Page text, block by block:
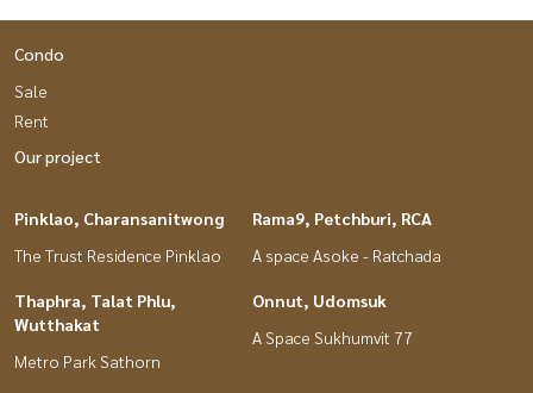
Condo
Sale
Rent
Our project
Pinklao, Charansanitwong
The Trust Residence Pinklao
Rama9, Petchburi, RCA
A space Asoke - Ratchada
Thaphra, Talat Phlu,
Wutthakat
Metro Park Sathorn
Onnut, Udomsuk
A Space Sukhumvit 77